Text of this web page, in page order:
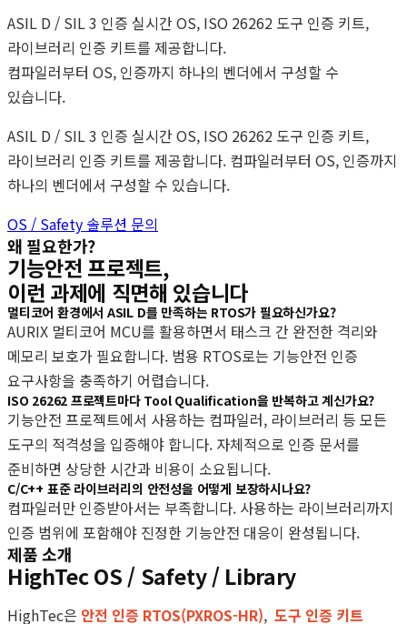
ASIL D / SIL 3 인증 실시간 OS, ISO 26262 도구 인증 키트,
라이브러리 인증 키트를 제공합니다.
컴파일러부터 OS, 인증까지 하나의 벤더에서 구성할 수
있습니다.
ASIL D / SIL 3 인증 실시간 OS, ISO 26262 도구 인증 키트,
라이브러리 인증 키트를 제공합니다. 컴파일러부터 OS, 인증까지
하나의 벤더에서 구성할 수 있습니다.
OS / Safety 솔루션 문의
왜 필요한가?
기능안전 프로젝트,
이런 과제에 직면해 있습니다
멀티코어 환경에서 ASIL D를 만족하는 RTOS가 필요하신가요?
AURIX 멀티코어 MCU를 활용하면서 태스크 간 완전한 격리와
메모리 보호가 필요합니다. 범용 RTOS로는 기능안전 인증
요구사항을 충족하기 어렵습니다.
ISO 26262 프로젝트마다 Tool Qualification을 반복하고 계신가요?
기능안전 프로젝트에서 사용하는 컴파일러, 라이브러리 등 모든
도구의 적격성을 입증해야 합니다. 자체적으로 인증 문서를
준비하면 상당한 시간과 비용이 소요됩니다.
C/C++ 표준 라이브러리의 안전성을 어떻게 보장하시나요?
컴파일러만 인증받아서는 부족합니다. 사용하는 라이브러리까지
인증 범위에 포함해야 진정한 기능안전 대응이 완성됩니다.
제품 소개
HighTec OS / Safety / Library
HighTec은 안전 인증 RTOS(PXROS-HR), 도구 인증 키트